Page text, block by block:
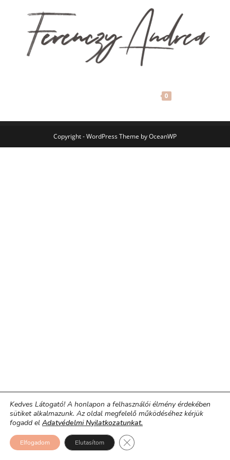
0
[Woo_stamped_io type=”widget” product_id=2759]
Copyright - WordPress Theme by OceanWP
Kedves Látogató! A honlapon a felhasználói élmény érdekében
sütiket alkalmazunk. Az oldal megfelelő működéséhez kérjük
fogadd el Adatvédelmi Nyilatkozatunkat.
Elfogadom Elutasítom Close GDPR Cookie Banner